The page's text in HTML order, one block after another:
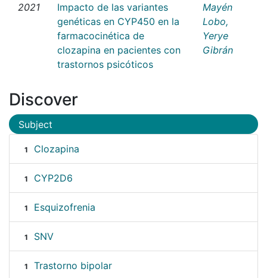
2021
Impacto de las variantes
genéticas en CYP450 en la
farmacocinética de
clozapina en pacientes con
trastornos psicóticos
Mayén
Lobo,
Yerye
Gibrán
Discover
Subject
1 Clozapina
1 CYP2D6
1 Esquizofrenia
1 SNV
1 Trastorno bipolar